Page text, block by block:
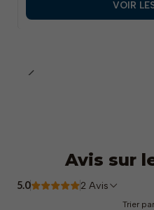
VOIR
Avis sur
5.0 2 Avis
Trier par